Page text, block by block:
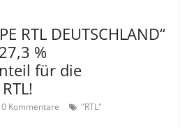
RTL DEUTSCHLAND“
%
für die
0 Kommentare "RTL"